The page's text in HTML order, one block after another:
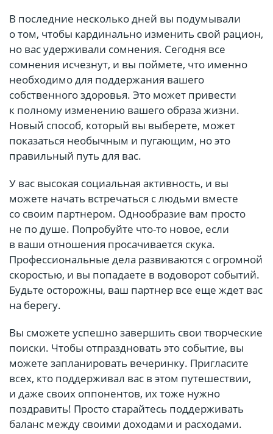
В последние несколько дней вы подумывали
о том, чтобы кардинально изменить свой рацион,
но вас удерживали сомнения. Сегодня все
сомнения исчезнут, и вы поймете, что именно
необходимо для поддержания вашего
собственного здоровья. Это может привести
к полному изменению вашего образа жизни.
Новый способ, который вы выберете, может
показаться необычным и пугающим, но это
правильный путь для вас.
У вас высокая социальная активность, и вы
можете начать встречаться с людьми вместе
со своим партнером. Однообразие вам просто
не по душе. Попробуйте что-то новое, если
в ваши отношения просачивается скука.
Профессиональные дела развиваются с огромной
скоростью, и вы попадаете в водоворот событий.
Будьте осторожны, ваш партнер все еще ждет вас
на берегу.
Вы сможете успешно завершить свои творческие
поиски. Чтобы отпраздновать это событие, вы
можете запланировать вечеринку. Пригласите
всех, кто поддерживал вас в этом путешествии,
и даже своих оппонентов, их тоже нужно
поздравить! Просто старайтесь поддерживать
баланс между своими доходами и расходами.